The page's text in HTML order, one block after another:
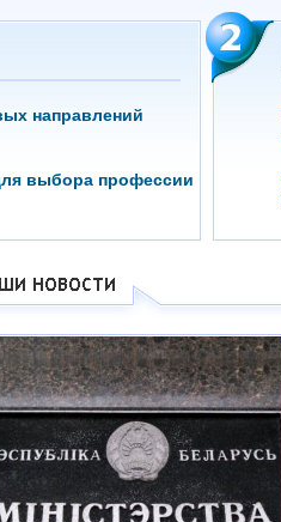
направлений
выбора профессии